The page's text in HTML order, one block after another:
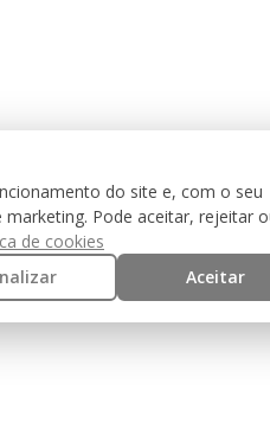
do site e, com o seu
Pode aceitar, rejeitar
de cookies
Aceitar